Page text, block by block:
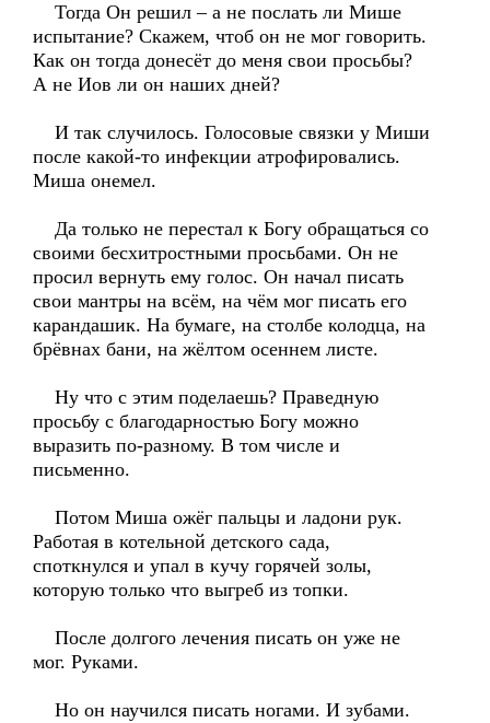
Тогда Он решил – а не послать ли Мише
испытание? Скажем, чтоб он не мог говорить.
Как он тогда донесёт до меня свои просьбы?
А не Иов ли он наших дней?
И так случилось. Голосовые связки у Миши
после какой-то инфекции атрофировались.
Миша онемел.
Да только не перестал к Богу обращаться со
своими бесхитростными просьбами. Он не
просил вернуть ему голос. Он начал писать
свои мантры на всём, на чём мог писать его
карандашик. На бумаге, на столбе колодца, на
брёвнах бани, на жёлтом осеннем листе.
Ну что с этим поделаешь? Праведную
просьбу с благодарностью Богу можно
выразить по-разному. В том числе и
письменно.
Потом Миша ожёг пальцы и ладони рук.
Работая в котельной детского сада,
споткнулся и упал в кучу горячей золы,
которую только что выгреб из топки.
После долгого лечения писать он уже не
мог. Руками.
Но он научился писать ногами. И зубами.